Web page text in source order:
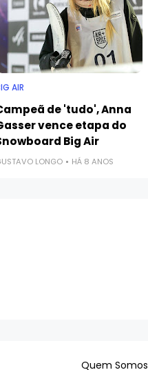
AIR
de 'tudo', Anna
vence etapa do
Big Air
LONGO HÁ 8 ANOS
Quem Somos